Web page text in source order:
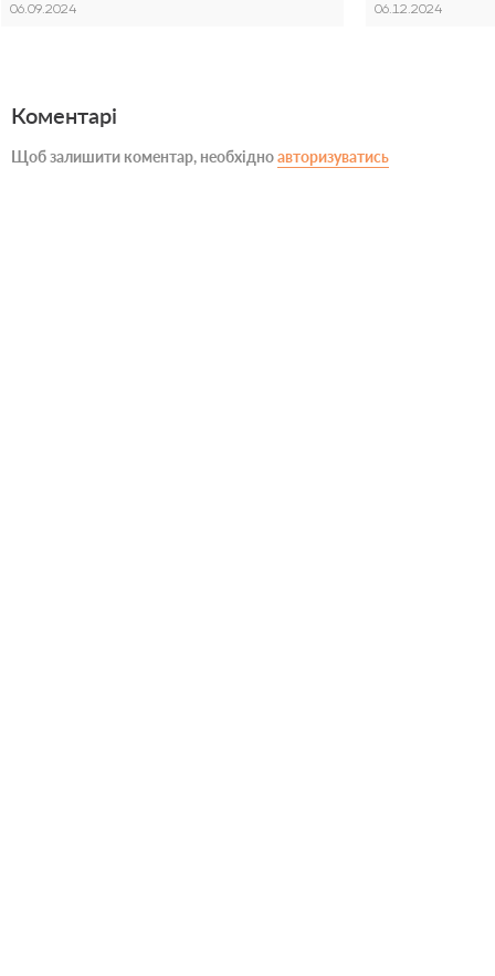
06.09.2024 06.12.2024
Коментарі
Щоб залишити коментар, необхідноавторизуватись